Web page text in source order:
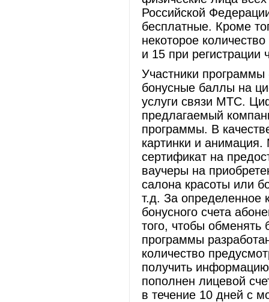
Российской
бесплатные. Кроме
некоторое
и 15 при регистрации
Участники
бонусные баллы на
услуги связи МТС.
предлагаемый
программы. В
картинки и анимация.
сертификат на
ваучеры на
салона красоты или
т.д. За определенное
бонусного счета
того, чтобы обменять
программы
количество
получить
пополнен лицевой
в течение 10 дней с